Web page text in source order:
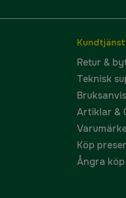
Retur &
Teknisk
Artiklar &
Köp
Ångra köp